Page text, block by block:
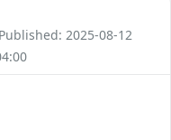
2025-08-12